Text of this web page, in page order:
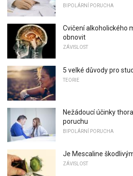
BIPOLÁRNÍ PORUCHA
Cvičení alkoholického
obnovit
ZÁVISLOST
5 velké důvody pro
TEORIE
Nežádoucí účinky
poruchu
BIPOLÁRNÍ PORUCHA
Je Mescaline
ZÁVISLOST